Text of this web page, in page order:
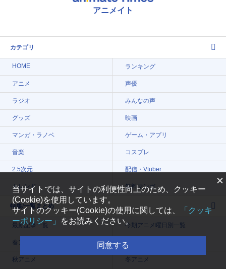
アニメイト
カテゴリ
HOME ランキング
アニメ 声優
ラジオ みんなの声
グッズ 映画
マンガ・ラノベ ゲーム・アプリ
音楽 コスプレ
2.5次元 配信・Vtuber
トレンド 無料マンガ
特集/一覧まとめ
最新記事一覧 今期アニメ曜日別一覧
春アニメ 夏アニメ
秋アニメ 冬アニメ
×
当サイトでは、サイトの利便性向上のため、クッキー
(Cookie)を使用しています。
サイトのクッキー(Cookie)の使用に関しては、
「クッキ
ーポリシー」
をお読みください。
同意する